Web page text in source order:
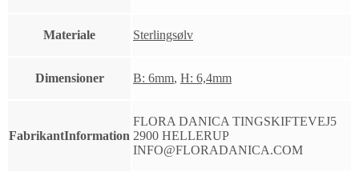
Materiale Sterlingsølv
Dimensioner B: 6mm, H: 6,4mm
FabrikantInformation
FLORA DANICA TINGSKIFTEVEJ5
2900 HELLERUP
INFO@FLORADANICA.COM